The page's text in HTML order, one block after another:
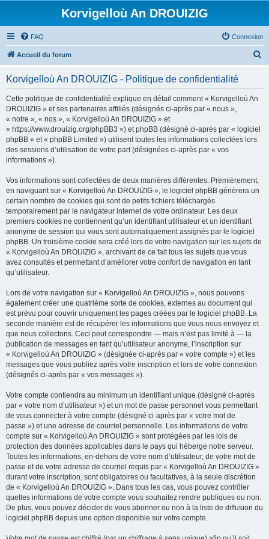
Korvigelloù An DROUIZIG
FAQ Connexion
Accueil du forum
Korvigelloù An DROUIZIG - Politique de confidentialité
Cette politique de confidentialité explique en détail comment « Korvigelloù An
DROUIZIG » et ses partenaires affiliés (désignés ci-après par « nous »,
« notre », « nos », « Korvigelloù An DROUIZIG » et
« https://www.drouizig.org/phpBB3 ») et phpBB (désigné ci-après par « logiciel
phpBB » et « phpBB Limited ») utilisent toutes les informations collectées lors
des sessions d’utilisation de votre part (désignées ci-après par « vos
informations »).
Vos informations sont collectées de deux manières différentes. Premièrement,
en naviguant sur « Korvigelloù An DROUIZIG », le logiciel phpBB génèrera un
certain nombre de cookies qui sont de petits fichiers téléchargés
temporairement par le navigateur internet de votre ordinateur. Les deux
premiers cookies ne contiennent qu’un identifiant utilisateur et un identifiant
anonyme de session qui vous sont automatiquement assignés par le logiciel
phpBB. Un troisième cookie sera créé lors de votre navigation sur les sujets de
« Korvigelloù An DROUIZIG », archivant de ce fait tous les sujets que vous
avez consultés et permettant d’améliorer votre confort de navigation en tant
qu’utilisateur.
Lors de votre navigation sur « Korvigelloù An DROUIZIG », nous pouvons
également créer une quatrième sorte de cookies, externes au document qui
est prévu pour couvrir uniquement les pages créées par le logiciel phpBB. La
seconde manière est de récupérer les informations que vous nous envoyez et
que nous collectons. Ceci peut correspondre — mais n’est pas limité à — la
publication de messages en tant qu’utilisateur anonyme, l’inscription sur
« Korvigelloù An DROUIZIG » (désignée ci-après par « votre compte ») et les
messages que vous publiez après votre inscription et lors de votre connexion
(désignés ci-après par « vos messages »).
Votre compte contiendra au minimum un identifiant unique (désigné ci-après
par « votre nom d’utilisateur ») et un mot de passe personnel vous permettant
de vous connecter à votre compte (désigné ci-après par « votre mot de
passe ») et une adresse de courriel personnelle. Les informations de votre
compte sur « Korvigelloù An DROUIZIG » sont protégées par les lois de
protection des données applicables dans le pays qui héberge notre serveur.
Toutes les informations, en-dehors de votre nom d’utilisateur, de votre mot de
passe et de votre adresse de courriel requis par « Korvigelloù An DROUIZIG »
durant votre inscription, sont obligatoires ou facultatives, à la seule discrétion
de « Korvigelloù An DROUIZIG ». Dans tous les cas, vous pouvez contrôler
quelles informations de votre compte vous souhaitez rendre publiques ou non.
De plus, vous pouvez décider de vous abonner ou non à la liste de diffusion du
logiciel phpBB depuis une option disponible sur votre compte.